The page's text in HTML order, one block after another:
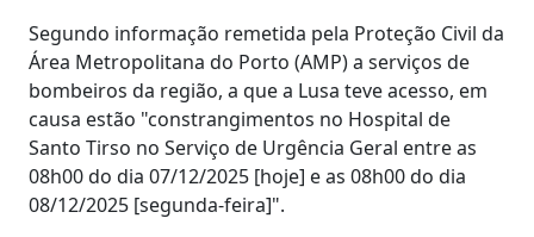
Segundo informação remetida pela Proteção Civil da
Área Metropolitana do Porto (AMP) a serviços de
bombeiros da região, a que a Lusa teve acesso, em
causa estão "constrangimentos no Hospital de
Santo Tirso no Serviço de Urgência Geral entre as
08h00 do dia 07/12/2025 [hoje] e as 08h00 do dia
08/12/2025 [segunda-feira]".